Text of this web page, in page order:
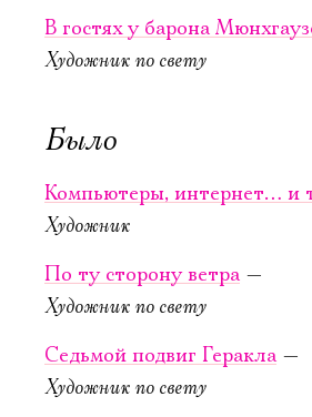
КУПИТЬ БИЛЕТ
30
нитьба
В гостях у барона
Художник по свету
Было
Компьютеры, интернет… и
Художник
По ту сторону ветра —
Художник по свету
Седьмой подвиг Геракла —
Художник по свету
Ознакомиться